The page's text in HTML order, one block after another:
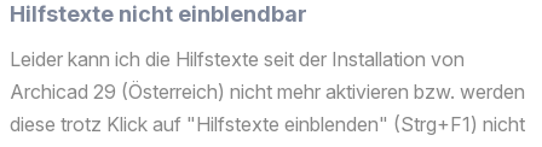
Hilfstexte nicht einblendbar
Leider kann ich die Hilfstexte seit der Installation von
Archicad 29 (Österreich) nicht mehr aktivieren bzw. werden
diese trotz Klick auf "Hilfstexte einblenden" (Strg+F1) nicht